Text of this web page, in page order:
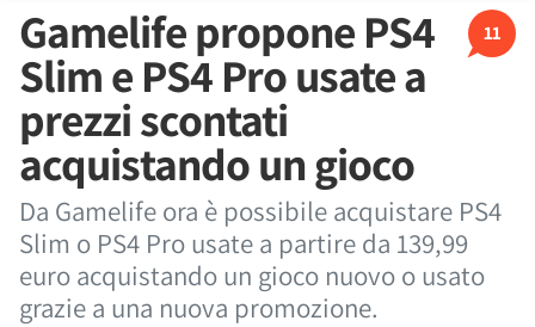
11
Gamelife propone PS4
Slim e PS4 Pro usate a
prezzi scontati
acquistando un gioco
Da Gamelife ora è possibile acquistare PS4
Slim o PS4 Pro usate a partire da 139,99
euro acquistando un gioco nuovo o usato
grazie a una nuova promozione.